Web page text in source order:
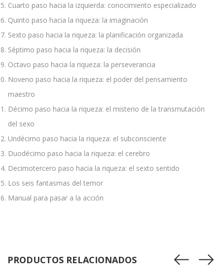
Cuarto paso hacia la izquierda: conocimiento especializado
Quinto paso hacia la riqueza: la imaginación
Sexto paso hacia la riqueza: la planificación organizada
Séptimo paso hacia la riqueza: la decisión
Octavo paso hacia la riqueza: la perseverancia
Noveno paso hacia la riqueza: el poder del pensamiento
maestro
Décimo paso hacia la riqueza: el misterio de la transmutación
del sexo
Undécimo paso hacia la riqueza: el subconsciente
Duodécimo paso hacia la riqueza: el cerebro
Decimotercero paso hacia la riqueza: el sexto sentido
Los seis fantasmas del temor
Manual para pasar a la acción
PRODUCTOS RELACIONADOS